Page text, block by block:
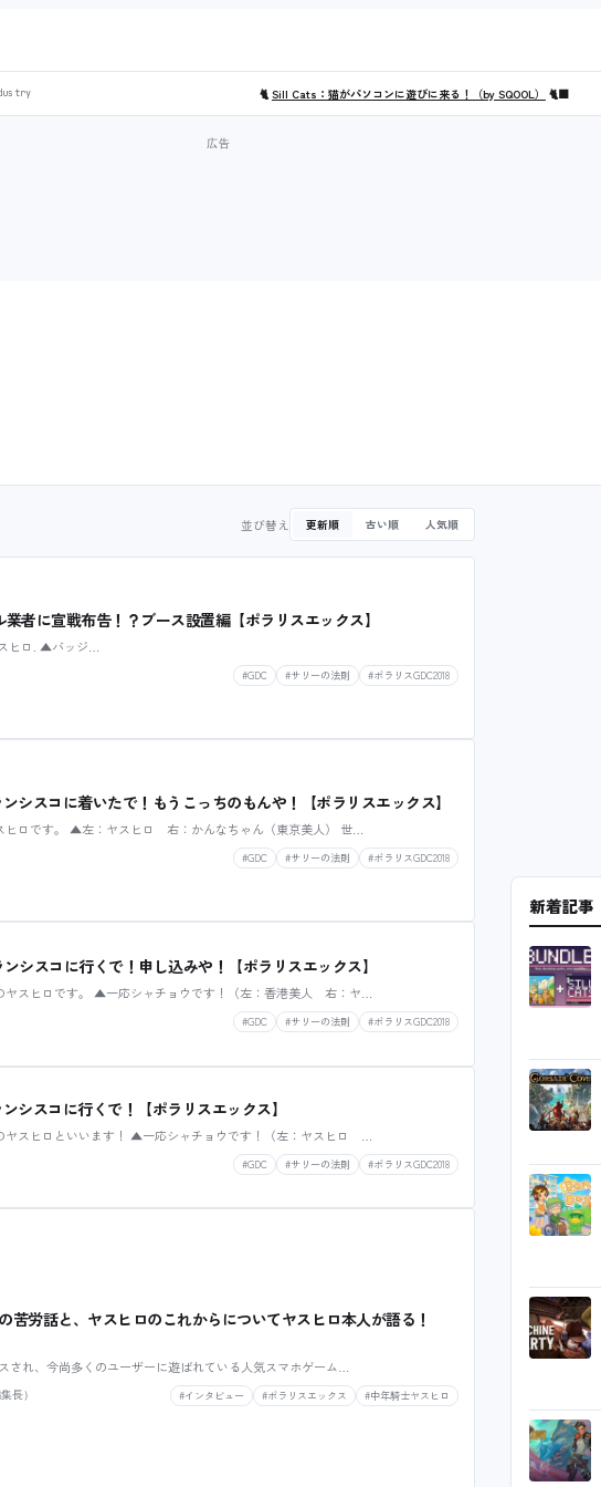
🐈Sill Cats：猫がパソコンに遊びに来る！（by SQOOL） 🐈‍⬛
並び替え 更新順 古い順 人気順
業者に宣戦布告！？ブース設置編【ポラリスエックス】
ヒロ. ▲バッジ…
#GDC #サリーの法則 #ポラリスGDC2018
シスコに着いたで！もうこっちのもんや！【ポラリスエックス】
ヒロです。 ▲左：ヤスヒロ 右：かんなちゃん（東京美人） 世…
#GDC #サリーの法則 #ポラリスGDC2018
シスコに行くで！申し込みや！【ポラリスエックス】
ヤスヒロです。 ▲一応シャチョウです！（左：香港美人 右：ヤ…
#GDC #サリーの法則 #ポラリスGDC2018
シスコに行くで！【ポラリスエックス】
ヤスヒロといいます！ ▲一応シャチョウです！（左：ヤスヒロ …
#GDC #サリーの法則 #ポラリスGDC2018
苦労話と、ヤスヒロのこれからについてヤスヒロ本人が語る！
され、今尚多くのユーザーに遊ばれている人気スマホゲーム…
長） #インタビュー #ポラリスエックス #中年騎士ヤスヒロ
新着記事